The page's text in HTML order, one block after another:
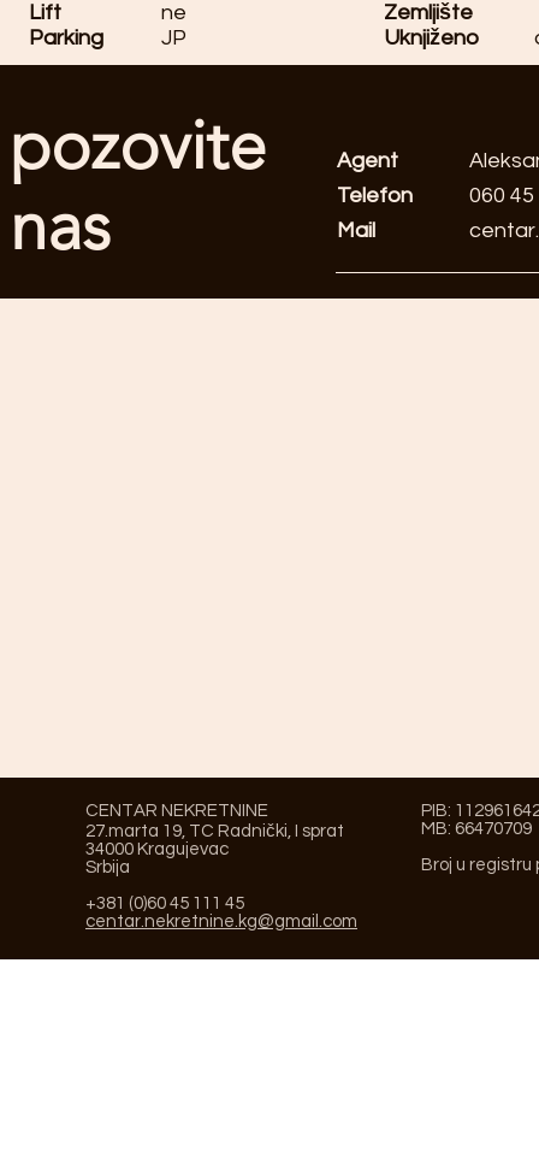
Lift
ne
Zemljište
Parking
JP Uknjiženo
pozovite
nas
Agent
Telefon
060 45
Mail
CENTAR NEKRETNINE
27.marta 19, TC Radnički, I sprat
34000 Kragujevac
Srbija
+381 (0)60 45 111 45
centar.nekretnine.kg@gmail.com
PIB:
MB: 66470709
Broj u registru